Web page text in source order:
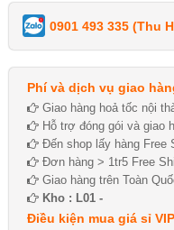
0901 493 335 (Thu
Phí và dịch vụ giao
Giao hàng hoả tốc nội
Hỗ trợ đóng gói và giao
Đến shop lấy hàng Free
Đơn hàng > 1tr5 Free
Giao hàng trên Toàn
Kho : L01 -
Điều kiện mua giá sỉ